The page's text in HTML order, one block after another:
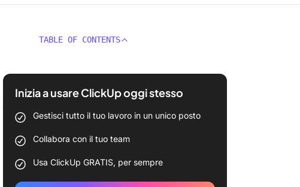
TABLE OF CONTENTS
Inizia a usare ClickUp oggi stesso
Gestisci tutto il tuo lavoro in un unico posto
Collabora con il tuo team
Usa ClickUp GRATIS, per sempre